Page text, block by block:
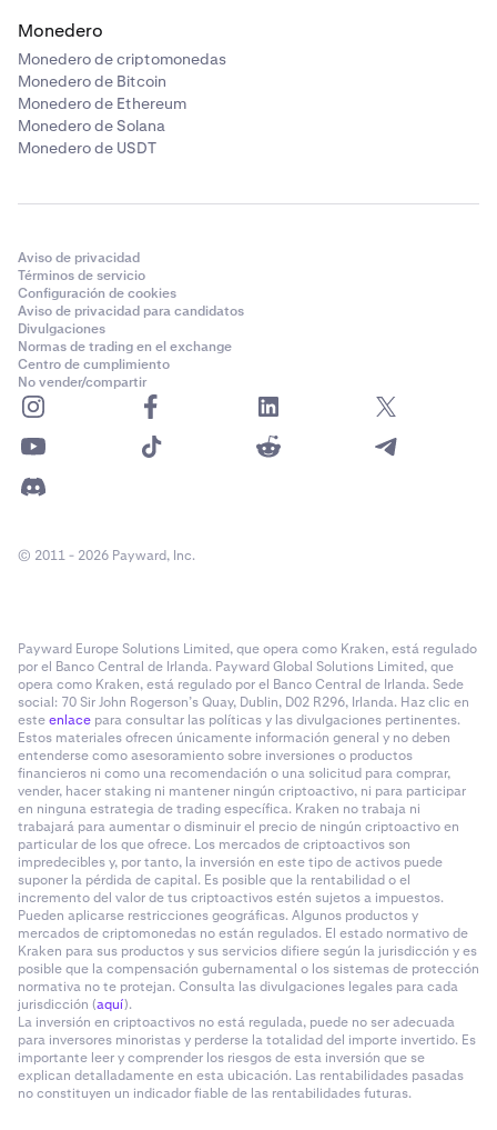
Monedero
Monedero de criptomonedas
Monedero de Bitcoin
Monedero de Ethereum
Monedero de Solana
Monedero de USDT
Aviso de privacidad
Términos de servicio
Configuración de cookies
Aviso de privacidad para candidatos
Divulgaciones
Normas de trading en el exchange
Centro de cumplimiento
No vender/compartir
© 2011 - 2026 Payward, Inc.
Payward Europe Solutions Limited, que opera como Kraken, está regulado
por el Banco Central de Irlanda. Payward Global Solutions Limited, que
opera como Kraken, está regulado por el Banco Central de Irlanda. Sede
social: 70 Sir John Rogerson’s Quay, Dublin, D02 R296, Irlanda. Haz clic en
esteenlace para consultar las políticas y las divulgaciones pertinentes.
Estos materiales ofrecen únicamente información general y no deben
entenderse como asesoramiento sobre inversiones o productos
financieros ni como una recomendación o una solicitud para comprar,
vender, hacer staking ni mantener ningún criptoactivo, ni para participar
en ninguna estrategia de trading específica. Kraken no trabaja ni
trabajará para aumentar o disminuir el precio de ningún criptoactivo en
particular de los que ofrece. Los mercados de criptoactivos son
impredecibles y, por tanto, la inversión en este tipo de activos puede
suponer la pérdida de capital. Es posible que la rentabilidad o el
incremento del valor de tus criptoactivos estén sujetos a impuestos.
Pueden aplicarse restricciones geográficas. Algunos productos y
mercados de criptomonedas no están regulados. El estado normativo de
Kraken para sus productos y sus servicios difiere según la jurisdicción y es
posible que la compensación gubernamental o los sistemas de protección
normativa no te protejan. Consulta las divulgaciones legales para cada
jurisdicción (aquí).
La inversión en criptoactivos no está regulada, puede no ser adecuada
para inversores minoristas y perderse la totalidad del importe invertido. Es
importante leer y comprender los riesgos de esta inversión que se
explican detalladamente en esta ubicación. Las rentabilidades pasadas
no constituyen un indicador fiable de las rentabilidades futuras.